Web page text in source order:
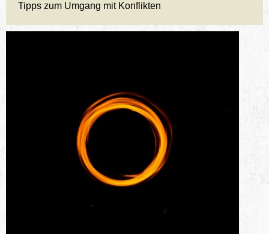
Tipps zum Umgang mit Konflikten